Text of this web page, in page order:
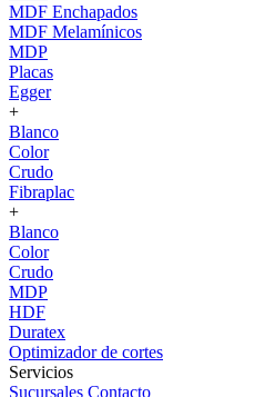
MDF Enchapados
MDF Melamínicos
MDP
Placas
Egger
+
Blanco
Color
Crudo
Fibraplac
+
Blanco
Color
Crudo
MDP
HDF
Duratex
Optimizador de cortes
Servicios
Sucursales Contacto